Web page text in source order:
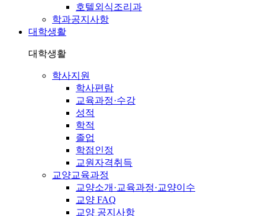
호텔외식조리과
학과공지사항
대학생활
대학생활
학사지원
학사편람
교육과정·수강
성적
학적
졸업
학점인정
교원자격취득
교양교육과정
교양소개·교육과정·교양이수
교양 FAQ
교양 공지사항